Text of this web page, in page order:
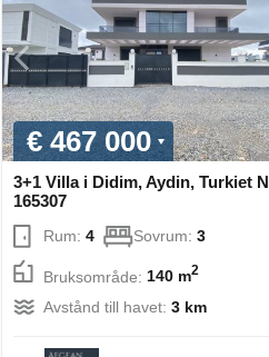
€ 467 000
3+1 Villa i Didim, Aydin, Turkiet
165307
Rum: 4 Sovrum: 3
Bruksområde: 140 m2
Avstånd till havet: 3 km